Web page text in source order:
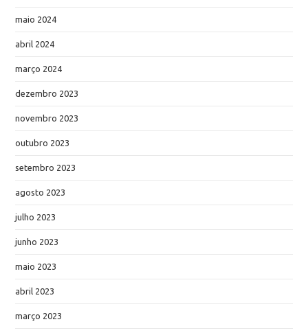
maio 2024
abril 2024
março 2024
dezembro 2023
novembro 2023
outubro 2023
setembro 2023
agosto 2023
julho 2023
junho 2023
maio 2023
abril 2023
março 2023